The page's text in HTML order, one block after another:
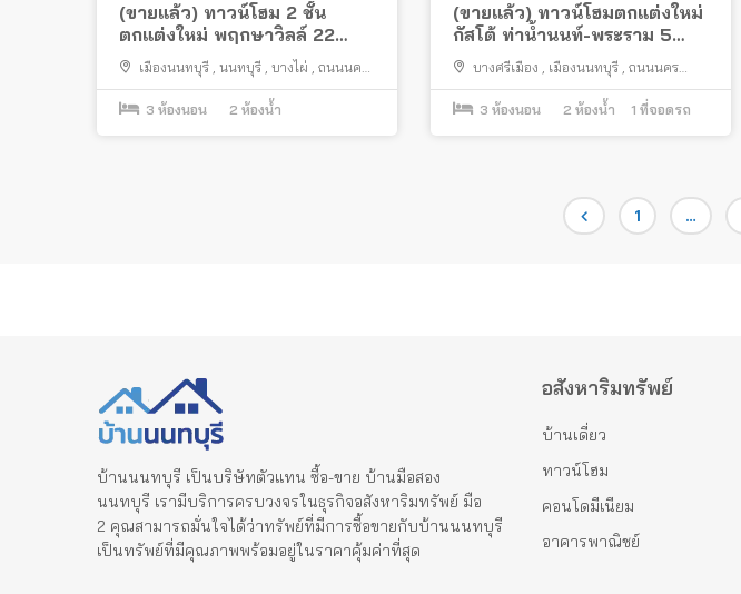
(ขายแล้ว) ทาวน์โฮม 2 ชั้น
ตกแต่งใหม่ พฤกษาวิลล์ 22
พระราม 5-2 ซอยวัดสังฆทาน
ใกล้พระราม 5
เมืองนนทบุรี , นนทบุรี , บางไผ่ , ถนนนคร
อินทร์
3 ห้องนอน 2 ห้องน้ำ
(ขายแล้ว) ทาวน์โฮมตกแต่งใหม่
กัสโต้ ท่าน้ำนนท์-พระราม 5
แปลงมุม พร้อมอยู่ ทำเลดี ใกล้หอ
นาฬิกา
บางศรีเมือง , เมืองนนทบุรี , ถนนนคร
อินทร์
3 ห้องนอน 2 ห้องน้ำ 1 ที่จอดรถ
Page
1 …
บ้านนนทบุรี เป็นบริษัทตัวแทน ซื้อ-ขาย บ้านมือสอง
นนทบุรี เรามีบริการครบวงจรในธุรกิจอสังหาริมทรัพย์ มือ
2 คุณสามารถมั่นใจได้ว่าทรัพย์ที่มีการซื้อขายกับบ้านนนทบุรี
เป็นทรัพย์ที่มีคุณภาพพร้อมอยู่ในราคาคุ้มค่าที่สุด
อสังหาริมทรัพย์
บ้านเดี่ยว
ทาวน์โฮม
คอนโดมีเนียม
อาคารพาณิชย์